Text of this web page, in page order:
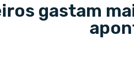
gastam